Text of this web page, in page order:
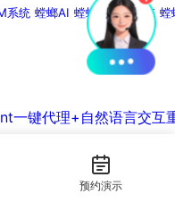
系统 螳螂AI 螳螂AI客服系统 螳
一键代理+自然语言交互
一键代理+自然语言交互
预约演示